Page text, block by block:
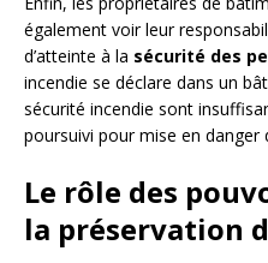
également voir leur
d’atteinte à la sécurité des
incendie se déclare dans un
sécurité incendie sont
poursuivi pour mise en danger
Le rôle des
la préservation